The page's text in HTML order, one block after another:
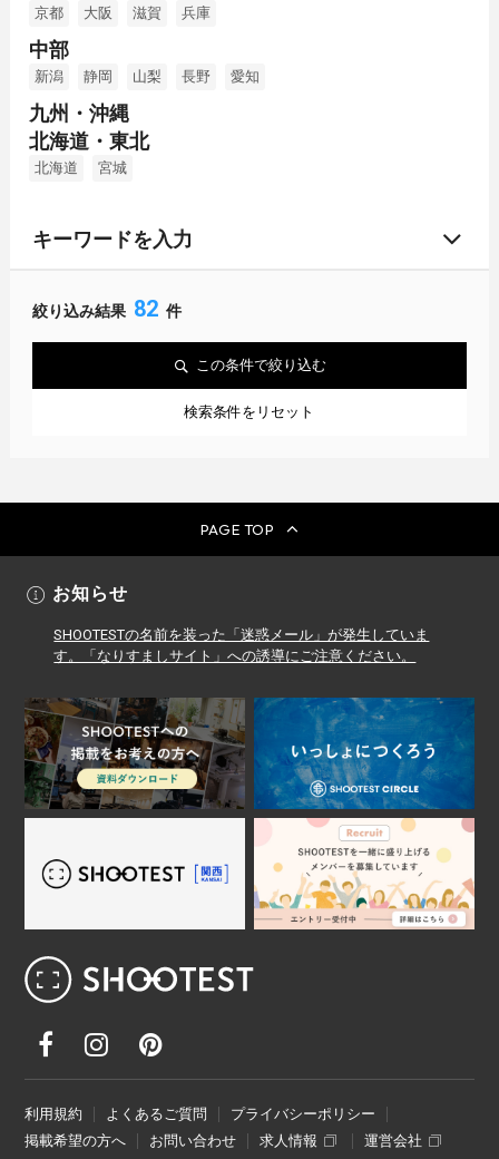
京都 大阪 滋賀 兵庫
中部
新潟 静岡 山梨 長野 愛知
九州・沖縄
北海道・東北
北海道 宮城
キーワードを入力
絞り込み結果 82 件
この条件で絞り込む
検索条件をリセット
PAGE TOP
お知らせ
SHOOTESTの名前を装った「迷惑メール」が発生していま
す。「なりすましサイト」への誘導にご注意ください。
利用規約 よくあるご質問
プライバシーポリシー
掲載希望の方へ
お問い合わせ 求人情報 運営会社